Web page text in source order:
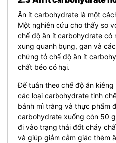
Ăn ít carbohydrate là một
Một nghiên cứu cho thấy so
chế độ ăn ít carbohydrate có
xung quanh bụng, gan và
chứng tỏ chế độ ăn ít
chất béo có hại.
Để tuân theo chế độ ăn
các loại carbohydrate tinh
bánh mì trắng và thực phẩm
carbohydrate xuống còn 50
đi vào trạng thái đốt cháy
và giúp giảm cảm giác thèm